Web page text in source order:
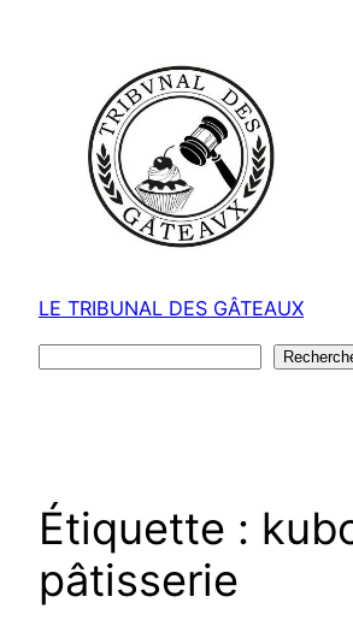
LE TRIBUNAL DES GÂTEAUX
Étiquette :
pâtisserie